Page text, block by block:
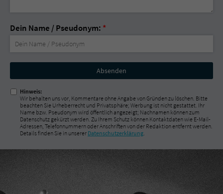
Dein Name / Pseudonym: *
Nicht
ausfüllen!
Hinweis:
Wir behalten uns vor, Kommentare ohne Angabe von Gründen zu löschen. Bitte
beachten Sie Urheberrecht und Privatsphäre; Werbung ist nicht gestattet. Ihr
Name bzw. Pseudonym wird öffentlich angezeigt; Nachnamen können zum
Datenschutz gekürzt werden. Zu Ihrem Schutz können Kontaktdaten wie E-Mail-
Adressen, Telefonnummern oder Anschriften von der Redaktion entfernt werden.
Details finden Sie in unserer Datenschutzerklärung.